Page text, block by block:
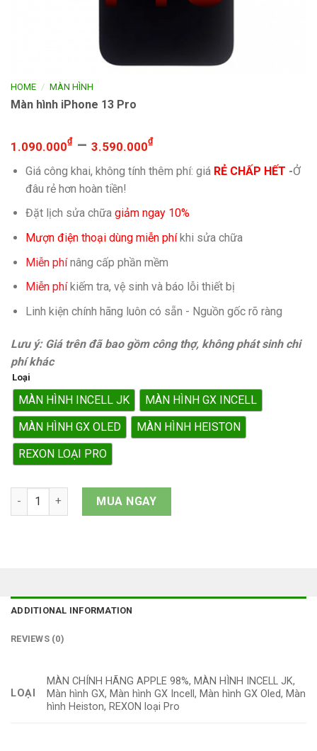
HOME / MÀN HÌNH
Màn hình iPhone 13 Pro
1.090.000₫– 3.590.000₫
Giá công khai, không tính thêm phí: giá RẺ CHẤP HẾT -Ở
đâu rẻ hơn hoàn tiền!
Đặt lịch sửa chữa giảm ngay 10%
Mượn điện thoại dùng miễn phíkhi sửa chữa
Miễn phínâng cấp phần mềm
Miễn phíkiếm tra, vệ sinh và báo lỗi thiết bị
Linh kiện chính hãng luôn có sẵn - Nguồn gốc rõ ràng
Lưu ý: Giá trên đã bao gồm công thợ, không phát sinh chi
phí khác
Loại
MÀN HÌNH INCELL JK
MÀN HÌNH GX INCELL
MÀN HÌNH GX OLED
MÀN HÌNH HEISTON
REXON LOẠI PRO
Màn hình iPhone 13 Pro quantity
MUA NGAY
ADDITIONAL INFORMATION
REVIEWS (0)
LOẠI
MÀN CHÍNH HÃNG APPLE 98%, MÀN HÌNH INCELL JK,
Màn hình GX, Màn hình GX Incell, Màn hình GX Oled, Màn
hình Heiston, REXON loại Pro